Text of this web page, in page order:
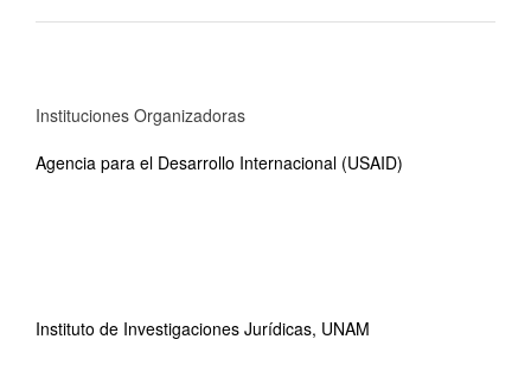
Instituciones Organizadoras
Agencia para el Desarrollo Internacional (USAID)
Instituto de Investigaciones Jurídicas, UNAM